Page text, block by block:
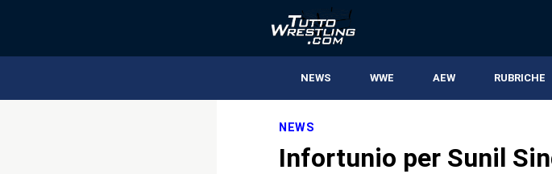
NEWS WWE AEW RUBRICHE
NEWS
Infortunio per Sunil